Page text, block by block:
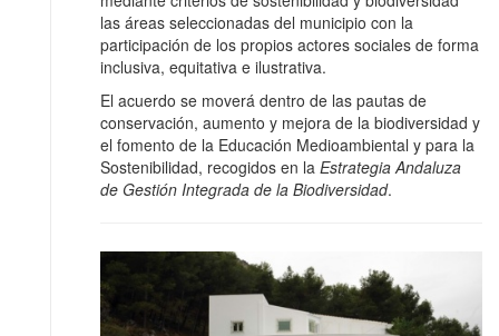
las áreas seleccionadas del municipio con la
participación de los propios actores sociales de forma
inclusiva, equitativa e ilustrativa.
El acuerdo se moverá dentro de las pautas de
conservación, aumento y mejora de la biodiversidad y
el fomento de la Educación Medioambiental y para la
Sostenibilidad, recogidos en la Estrategia Andaluza
de Gestión Integrada de la Biodiversidad.